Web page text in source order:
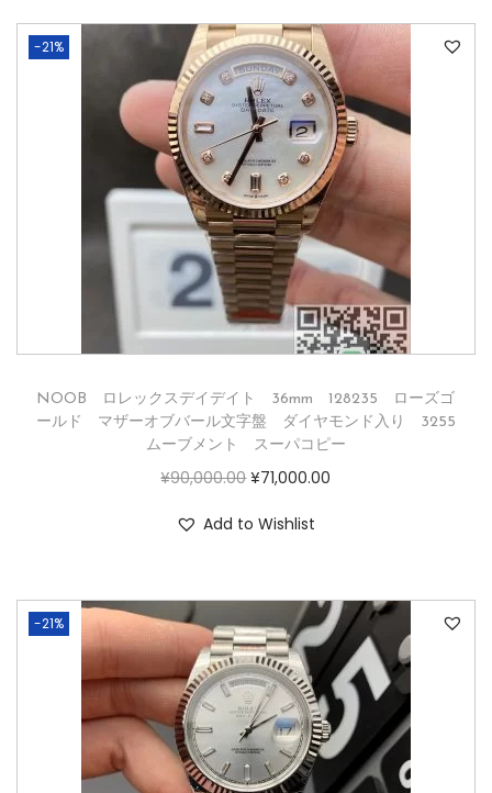
-21%
NOOB ロレックスデイデイト 36mm 128235 ローズゴ
ールド マザーオブバール文字盤 ダイヤモンド入り 3255
ムーブメント スーパコピー
¥90,000.00 ¥71,000.00
Add to Wishlist
-21%